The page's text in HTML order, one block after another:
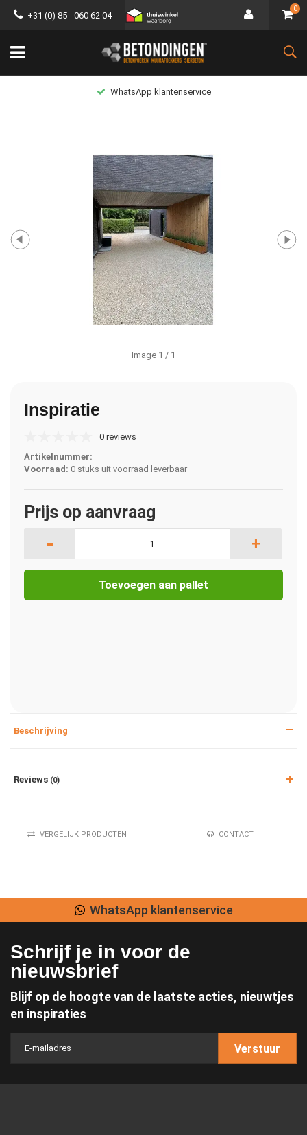
+31 (0) 85 - 060 62 04
0
WhatsApp klantenservice
Image 1 / 1
Inspiratie
0 reviews
Artikelnummer:
Voorraad: 0 stuks uit voorraad leverbaar
Prijs op aanvraag
- +
Toevoegen aan pallet
Beschrijving
Reviews (0)
VERGELIJK PRODUCTEN CONTACT
WhatsApp klantenservice
Schrijf je in voor de
nieuwsbrief
Blijf op de hoogte van de laatste acties, nieuwtjes
en inspiraties
Verstuur